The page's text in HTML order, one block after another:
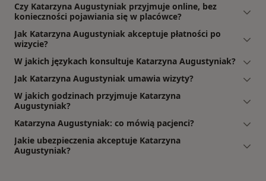
Czy Katarzyna Augustyniak przyjmuje online, bez
konieczności pojawiania się w placówce?
Jak Katarzyna Augustyniak akceptuje płatności po
wizycie?
W jakich językach konsultuje Katarzyna Augustyniak?
Jak Katarzyna Augustyniak umawia wizyty?
W jakich godzinach przyjmuje Katarzyna
Augustyniak?
Katarzyna Augustyniak: co mówią pacjenci?
Jakie ubezpieczenia akceptuje Katarzyna
Augustyniak?